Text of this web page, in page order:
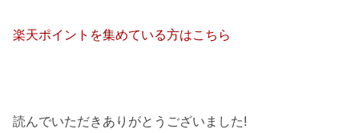
楽天ポイントを集めている方はこちら
読んでいただきありがとうございました!